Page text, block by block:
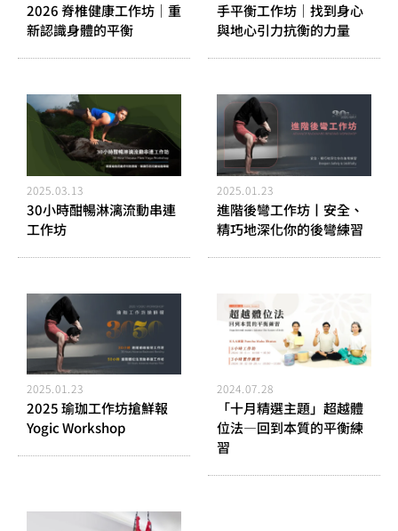
2026 脊椎健康工作坊｜重
新認識身體的平衡
手平衡工作坊｜找到身心
與地心引力抗衡的力量
2025.03.13
30小時酣暢淋漓流動串連
工作坊
2025.01.23
進階後彎工作坊丨安全、
精巧地深化你的後彎練習
2025.01.23
2025 瑜珈工作坊搶鮮報
Yogic Workshop
2024.07.28
「十月精選主題」超越體
位法—回到本質的平衡練
習